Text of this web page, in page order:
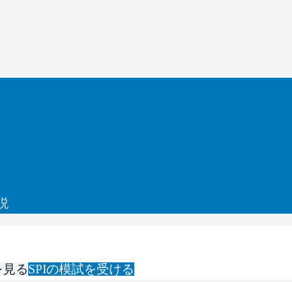
るSPIの模試を受ける